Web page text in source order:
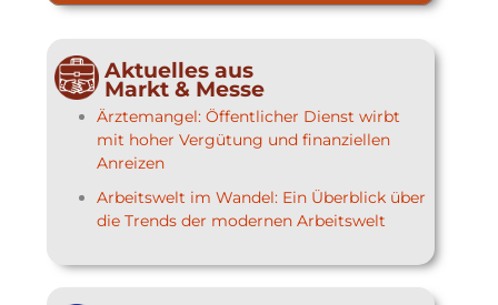
Aktuelles aus
Markt & Messe
Ärztemangel: Öffentlicher Dienst wirbt
mit hoher Vergütung und finanziellen
Anreizen
Arbeitswelt im Wandel: Ein Überblick über
die Trends der modernen Arbeitswelt